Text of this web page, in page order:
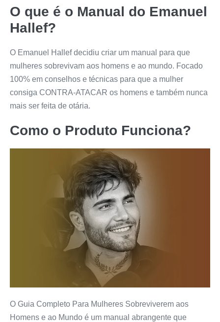
O que é o Manual do Emanuel
Hallef?
O Emanuel Hallef decidiu criar um manual para que
mulheres sobrevivam aos homens e ao mundo. Focado
100% em conselhos e técnicas para que a mulher
consiga CONTRA-ATACAR os homens e também nunca
mais ser feita de otária.
Como o Produto Funciona?
O Guia Completo Para Mulheres Sobreviverem aos
Homens e ao Mundo é um manual abrangente que